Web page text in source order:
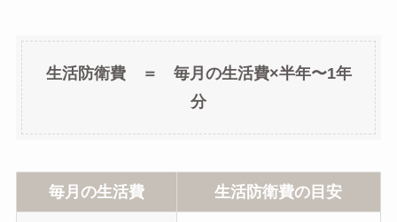
生活防衛費 ＝ 毎月の生活費×半年〜1年
分
毎月の生活費 生活防衛費の目安